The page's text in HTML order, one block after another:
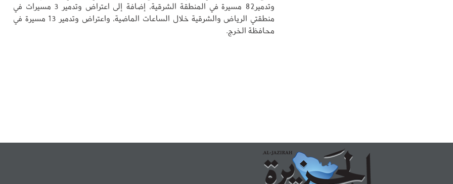
وتدمير82 مسيرة في المنطقة الشرقية، إضافة إلى اعتراض وتدمير 3 مسيرات في
منطقتي الرياض والشرقية خلال الساعات الماضية، واعتراض وتدمير 13 مسيرة في
محافظة الخرج.